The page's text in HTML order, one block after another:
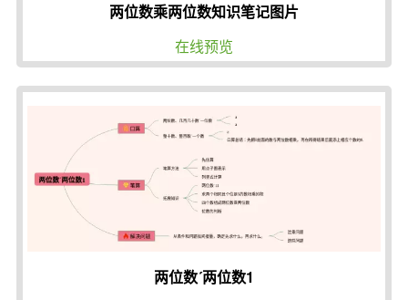
两位数乘两位数知识笔记图片
在线预览
两位数´两位数1